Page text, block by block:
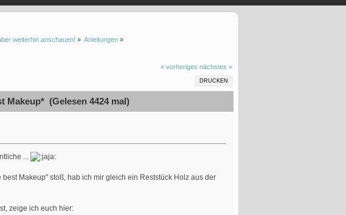
weiterhin anschauen! » Anleitungen»
« vorheriges nächstes »
DRUCKEN
Makeup* (Gelesen 4424 mal)
...
Makeup" stoß, hab ich mir gleich ein Reststück Holz aus der
zeige ich euch hier: